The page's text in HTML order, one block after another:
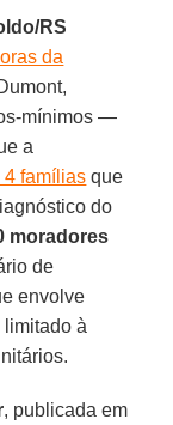
RS
da
mínimos —
a
4 famílias que
do
moradores
de
envolve
limitado à
, publicada em